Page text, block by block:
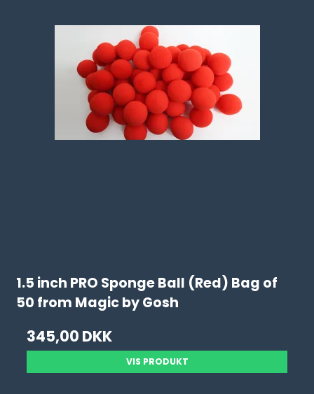
1.5 inch PRO Sponge Ball (Red) Bag of
50 from Magic by Gosh
345,00 DKK
VIS PRODUKT